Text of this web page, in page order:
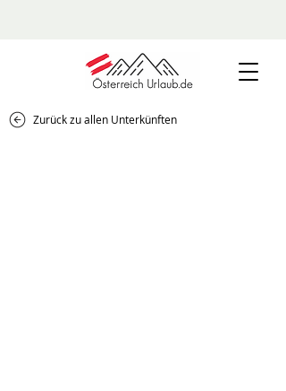
Zurück zu allen Unterkünften